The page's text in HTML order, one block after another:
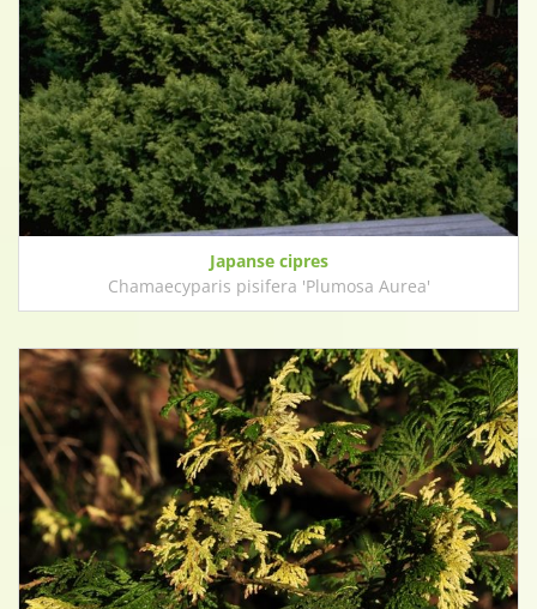
Japanse cipres
Chamaecyparis pisifera 'Plumosa Aurea'